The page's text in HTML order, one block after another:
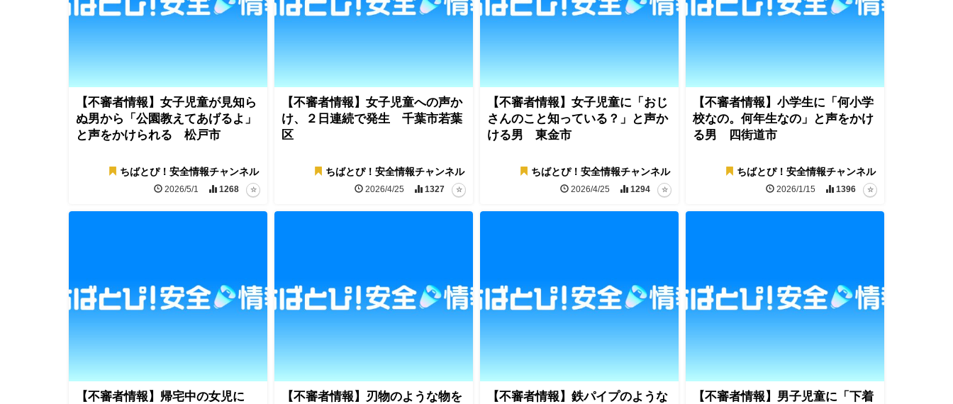
【不審者情報】女子児童が見知ら
ぬ男から「公園教えてあげるよ」
と声をかけられる 松戸市
ちばとぴ！安全情報チャンネル
2026/5/1 1268
【不審者情報】女子児童への声か
け、２日連続で発生 千葉市若葉
区
ちばとぴ！安全情報チャンネル
2026/4/25 1327
【不審者情報】女子児童に「おじ
さんのこと知っている？」と声か
ける男 東金市
ちばとぴ！安全情報チャンネル
2026/4/25 1294
【不審者情報】小学生に「何小学
校なの。何年生なの」と声をかけ
る男 四街道市
ちばとぴ！安全情報チャンネル
2026/1/15 1396
【不審者情報】帰宅中の女児に
【不審者情報】刃物のような物を
【不審者情報】鉄パイプのような
【不審者情報】男子児童に「下着